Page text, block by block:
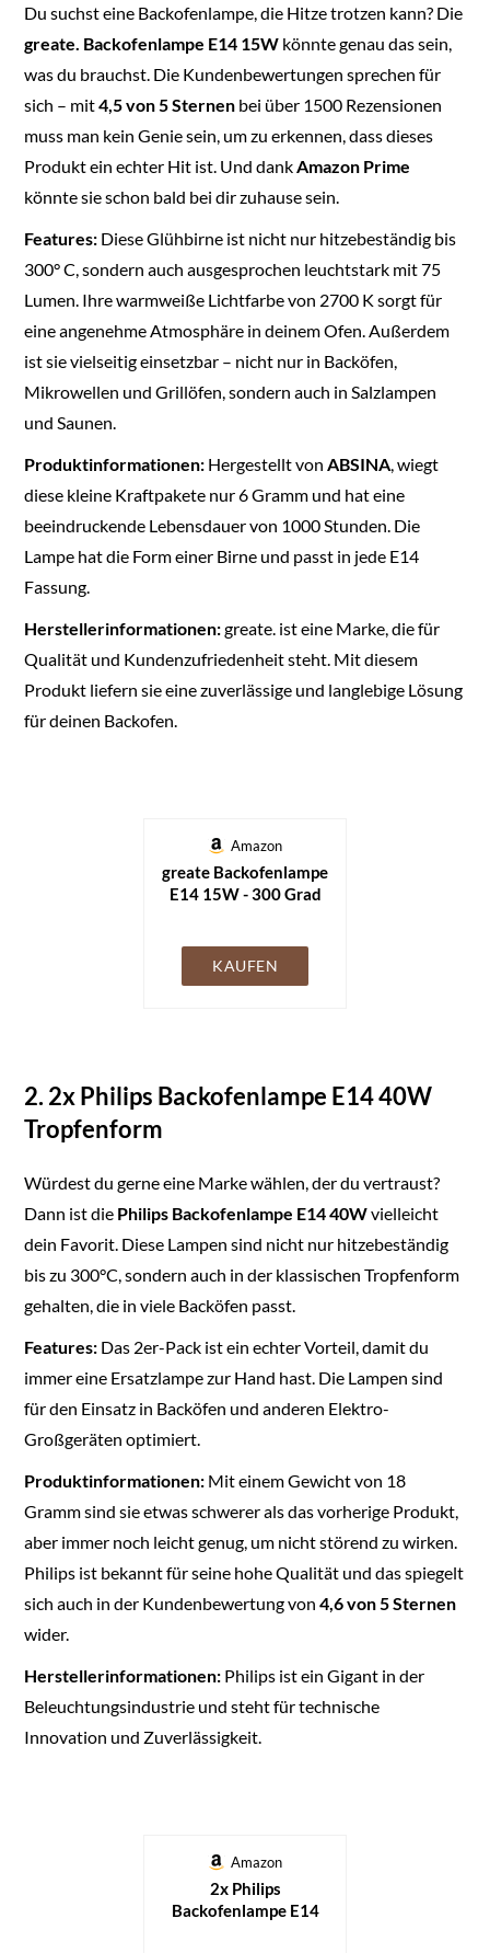
Du suchst eine Backofenlampe, die Hitze trotzen kann? Die
greate. Backofenlampe E14 15W könnte genau das sein,
was du brauchst. Die Kundenbewertungen sprechen für
sich – mit4,5 von 5 Sternen bei über 1500 Rezensionen
muss man kein Genie sein, um zu erkennen, dass dieses
Produkt ein echter Hit ist. Und dankAmazon Prime
könnte sie schon bald bei dir zuhause sein.
Features: Diese Glühbirne ist nicht nur hitzebeständig bis
300° C, sondern auch ausgesprochen leuchtstark mit 75
Lumen. Ihre warmweiße Lichtfarbe von 2700 K sorgt für
eine angenehme Atmosphäre in deinem Ofen. Außerdem
ist sie vielseitig einsetzbar – nicht nur in Backöfen,
Mikrowellen und Grillöfen, sondern auch in Salzlampen
und Saunen.
Produktinformationen: Hergestellt vonABSINA, wiegt
diese kleine Kraftpakete nur 6 Gramm und hat eine
beeindruckende Lebensdauer von 1000 Stunden. Die
Lampe hat die Form einer Birne und passt in jede E14
Fassung.
Herstellerinformationen:greate. ist eine Marke, die für
Qualität und Kundenzufriedenheit steht. Mit diesem
Produkt liefern sie eine zuverlässige und langlebige Lösung
für deinen Backofen.
Amazon
greate Backofenlampe
E14 15W - 300 Grad
KAUFEN
2. 2x Philips Backofenlampe E14 40W
Tropfenform
Würdest du gerne eine Marke wählen, der du vertraust?
Dann ist die Philips Backofenlampe E14 40Wvielleicht
dein Favorit. Diese Lampen sind nicht nur hitzebeständig
bis zu 300°C, sondern auch in der klassischen Tropfenform
gehalten, die in viele Backöfen passt.
Features: Das 2er-Pack ist ein echter Vorteil, damit du
immer eine Ersatzlampe zur Hand hast. Die Lampen sind
für den Einsatz in Backöfen und anderen Elektro-
Großgeräten optimiert.
Produktinformationen: Mit einem Gewicht von 18
Gramm sind sie etwas schwerer als das vorherige Produkt,
aber immer noch leicht genug, um nicht störend zu wirken.
Philips ist bekannt für seine hohe Qualität und das spiegelt
sich auch in der Kundenbewertung von4,6 von 5 Sternen
wider.
Herstellerinformationen: Philips ist ein Gigant in der
Beleuchtungsindustrie und steht für technische
Innovation und Zuverlässigkeit.
Amazon
2x Philips
Backofenlampe E14